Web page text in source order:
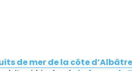
de mer de la côte d’Albâtre